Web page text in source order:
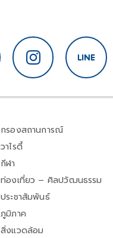
กรองสถานการณ์
วาไรตี้
กีฬา
ท่องเที่ยว – ศิลปวัฒนธรรม
ประชาสัมพันธ์
ภูมิภาค
สิ่งแวดล้อม